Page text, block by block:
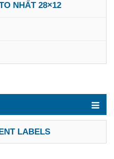
NHẤT 28×12
LABELS